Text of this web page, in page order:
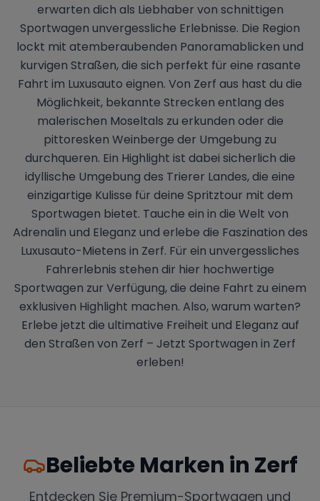
erwarten dich als Liebhaber von schnittigen
Sportwagen unvergessliche Erlebnisse. Die Region
lockt mit atemberaubenden Panoramablicken und
kurvigen Straßen, die sich perfekt für eine rasante
Fahrt im Luxusauto eignen. Von Zerf aus hast du die
Möglichkeit, bekannte Strecken entlang des
malerischen Moseltals zu erkunden oder die
pittoresken Weinberge der Umgebung zu
durchqueren. Ein Highlight ist dabei sicherlich die
idyllische Umgebung des Trierer Landes, die eine
einzigartige Kulisse für deine Spritztour mit dem
Sportwagen bietet. Tauche ein in die Welt von
Adrenalin und Eleganz und erlebe die Faszination des
Luxusauto-Mietens in Zerf. Für ein unvergessliches
Fahrerlebnis stehen dir hier hochwertige
Sportwagen zur Verfügung, die deine Fahrt zu einem
exklusiven Highlight machen. Also, warum warten?
Erlebe jetzt die ultimative Freiheit und Eleganz auf
den Straßen von Zerf – Jetzt Sportwagen in Zerf
erleben!
Beliebte Marken in Zerf
Entdecken Sie Premium-Sportwagen und